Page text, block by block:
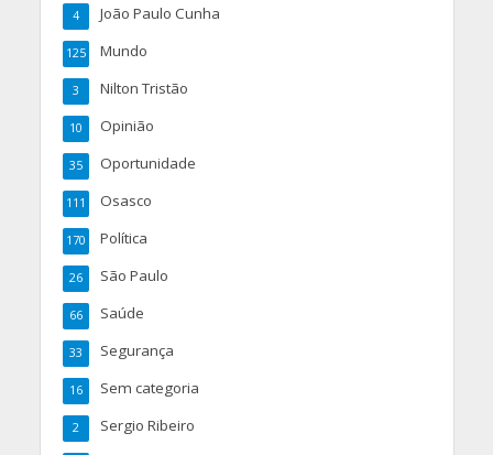
João Paulo Cunha
4
Mundo
125
Nilton Tristão
3
Opinião
10
Oportunidade
35
Osasco
111
Política
170
São Paulo
26
Saúde
66
Segurança
33
Sem categoria
16
Sergio Ribeiro
2